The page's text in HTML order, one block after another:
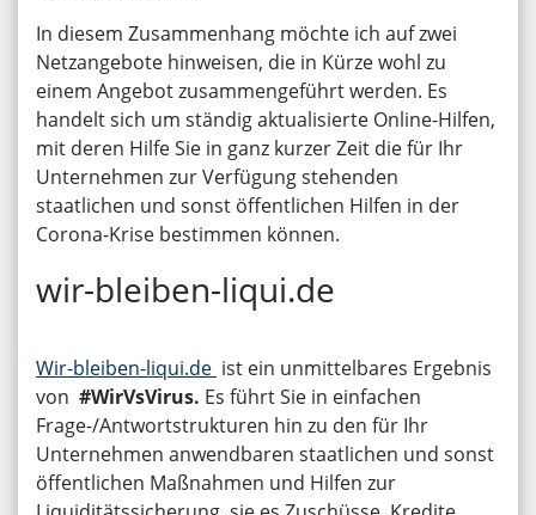
In diesem Zusammenhang möchte ich auf zwei
Netzangebote hinweisen, die in Kürze wohl zu
einem Angebot zusammengeführt werden. Es
handelt sich um ständig aktualisierte Online-Hilfen,
mit deren Hilfe Sie in ganz kurzer Zeit die für Ihr
Unternehmen zur Verfügung stehenden
staatlichen und sonst öffentlichen Hilfen in der
Corona-Krise bestimmen können.
wir-bleiben-liqui.de
Wir-bleiben-liqui.de ist ein unmittelbares Ergebnis
von #WirVsVirus. Es führt Sie in einfachen
Frage-/Antwortstrukturen hin zu den für Ihr
Unternehmen anwendbaren staatlichen und sonst
öffentlichen Maßnahmen und Hilfen zur